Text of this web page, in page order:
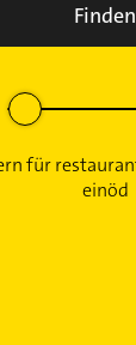
Finden